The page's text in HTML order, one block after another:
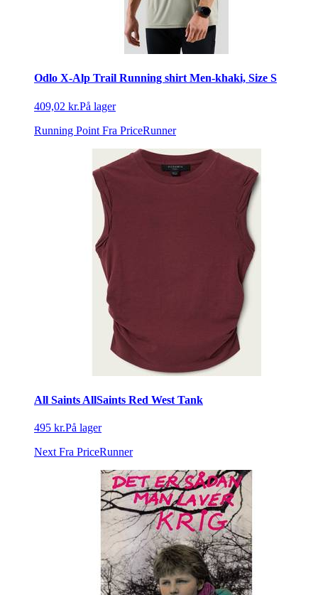
Odlo X-Alp Trail Running shirt Men-khaki, Size S
409,02 kr.På lager
Running Point Fra PriceRunner
All Saints AllSaints Red West Tank
495 kr.På lager
Next Fra PriceRunner